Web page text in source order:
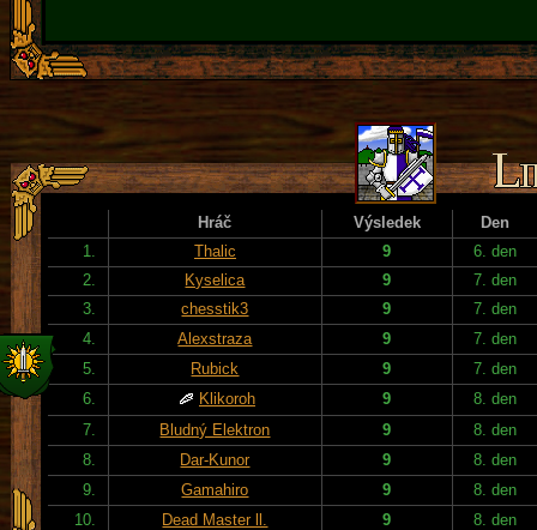
Hráč Výsledek
Den
1.
Thalic 9
6. den
2.
Kyselica 9
7. den
3.
chesstik3 9
7. den
4.
Alexstraza 9
7. den
5.
Rubick 9
7. den
6.
Klikoroh 9
8. den
7.
Bludný Elektron 9
8. den
8.
Dar-Kunor 9
8. den
9.
Gamahiro 9
8. den
10.
Dead Master ll. 9 8. den